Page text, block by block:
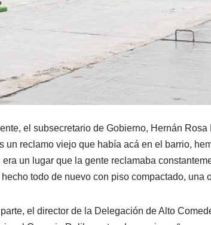
el subsecretario de Gobierno, Hernán
un reclamo viejo que había acá en el barrio,
era un lugar que la gente reclamaba
hecho todo de nuevo con piso compactado, una
el director de la Delegación de Alto